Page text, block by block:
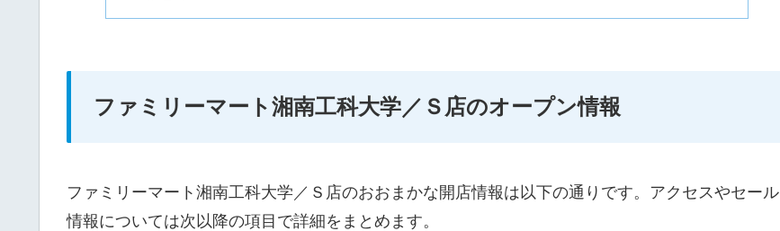
ファミリーマート湘南工科大学／Ｓ店のオープン情報
ファミリーマート湘南工科大学／Ｓ店のおおまかな開店情報は以下の通りです。アクセスやセール
情報については次以降の項目で詳細をまとめます。